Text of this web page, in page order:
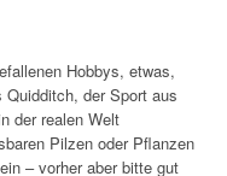
Hobbys, etwas,
der Sport aus
der realen Welt
Pilzen oder Pflanzen
– vorher aber bitte gut